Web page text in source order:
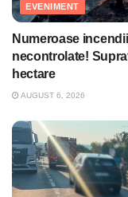
EVENIMENT
Numeroase
necontrolate!
hectare
AUGUST 6, 2026